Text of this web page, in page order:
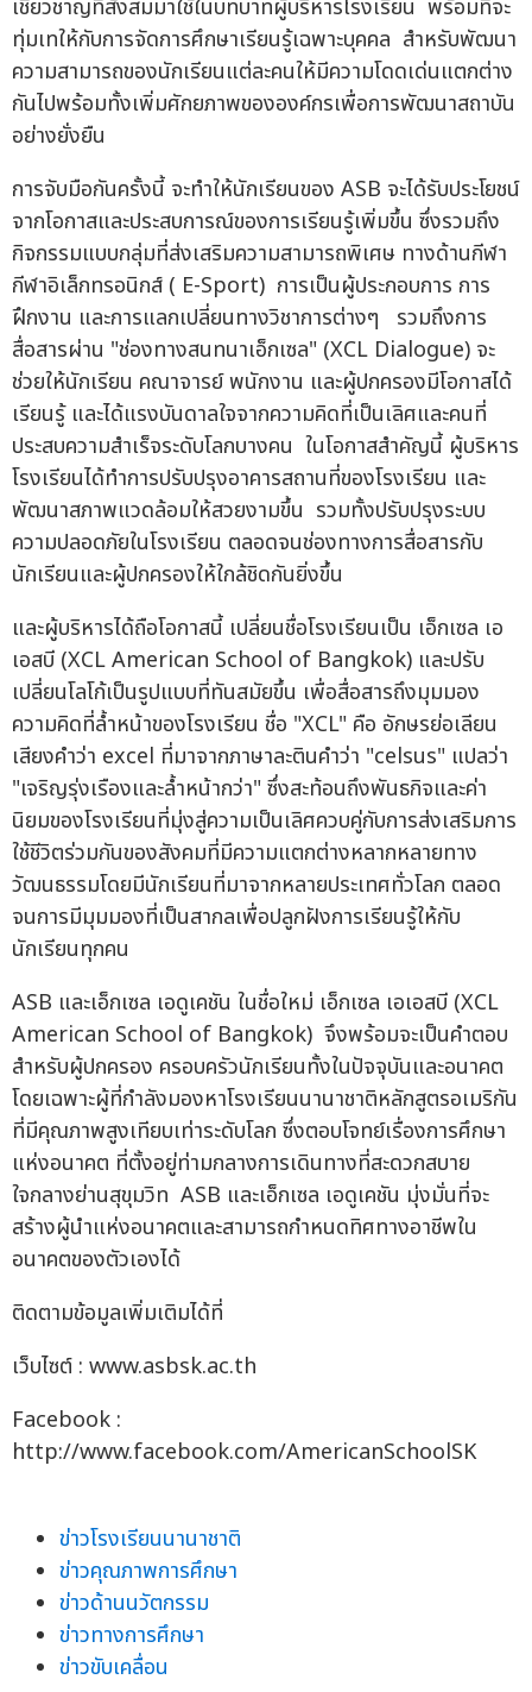
เชี่ยวชาญที่สั่งสมมาใช้ในบทบาทผู้บริหารโรงเรียน พร้อมที่จะ
ทุ่มเทให้กับการจัดการศึกษาเรียนรู้เฉพาะบุคคล สำหรับพัฒนา
ความสามารถของนักเรียนแต่ละคนให้มีความโดดเด่นแตกต่าง
กันไปพร้อมทั้งเพิ่มศักยภาพขององค์กรเพื่อการพัฒนาสถาบัน
อย่างยั่งยืน
การจับมือกันครั้งนี้ จะทำให้นักเรียนของ ASB จะได้รับประโยชน์
จากโอกาสและประสบการณ์ของการเรียนรู้เพิ่มขึ้น ซึ่งรวมถึง
กิจกรรมแบบกลุ่มที่ส่งเสริมความสามารถพิเศษ ทางด้านกีฬา
กีฬาอิเล็กทรอนิกส์ ( E-Sport) การเป็นผู้ประกอบการ การ
ฝึกงาน และการแลกเปลี่ยนทางวิชาการต่างๆ รวมถึงการ
สื่อสารผ่าน "ช่องทางสนทนาเอ็กเซล" (XCL Dialogue) จะ
ช่วยให้นักเรียน คณาจารย์ พนักงาน และผู้ปกครองมีโอกาสได้
เรียนรู้ และได้แรงบันดาลใจจากความคิดที่เป็นเลิศและคนที่
ประสบความสำเร็จระดับโลกบางคน ในโอกาสสำคัญนี้ ผู้บริหาร
โรงเรียนได้ทำการปรับปรุงอาคารสถานที่ของโรงเรียน และ
พัฒนาสภาพแวดล้อมให้สวยงามขึ้น รวมทั้งปรับปรุงระบบ
ความปลอดภัยในโรงเรียน ตลอดจนช่องทางการสื่อสารกับ
นักเรียนและผู้ปกครองให้ใกล้ชิดกันยิ่งขึ้น
และผู้บริหารได้ถือโอกาสนี้ เปลี่ยนชื่อโรงเรียนเป็น เอ็กเซล เอ
เอสบี (XCL American School of Bangkok) และปรับ
เปลี่ยนโลโก้เป็นรูปแบบที่ทันสมัยขึ้น เพื่อสื่อสารถึงมุมมอง
ความคิดที่ล้ำหน้าของโรงเรียน ชื่อ "XCL" คือ อักษรย่อเลียน
เสียงคำว่า excel ที่มาจากภาษาละตินคำว่า "celsus" แปลว่า
"เจริญรุ่งเรืองและล้ำหน้ากว่า" ซึ่งสะท้อนถึงพันธกิจและค่า
นิยมของโรงเรียนที่มุ่งสู่ความเป็นเลิศควบคู่กับการส่งเสริมการ
ใช้ชีวิตร่วมกันของสังคมที่มีความแตกต่างหลากหลายทาง
วัฒนธรรมโดยมีนักเรียนที่มาจากหลายประเทศทั่วโลก ตลอด
จนการมีมุมมองที่เป็นสากลเพื่อปลูกฝังการเรียนรู้ให้กับ
นักเรียนทุกคน
ASB และเอ็กเซล เอดูเคชัน ในชื่อใหม่ เอ็กเซล เอเอสบี (XCL
American School of Bangkok) จึงพร้อมจะเป็นคำตอบ
สำหรับผู้ปกครอง ครอบครัวนักเรียนทั้งในปัจจุบันและอนาคต
โดยเฉพาะผู้ที่กำลังมองหาโรงเรียนนานาชาติหลักสูตรอเมริกัน
ที่มีคุณภาพสูงเทียบเท่าระดับโลก ซึ่งตอบโจทย์เรื่องการศึกษา
แห่งอนาคต ที่ตั้งอยู่ท่ามกลางการเดินทางที่สะดวกสบาย
ใจกลางย่านสุขุมวิท ASB และเอ็กเซล เอดูเคชัน มุ่งมั่นที่จะ
สร้างผู้นำแห่งอนาคตและสามารถกำหนดทิศทางอาชีพใน
อนาคตของตัวเองได้
ติดตามข้อมูลเพิ่มเติมได้ที่
เว็บไซต์ : www.asbsk.ac.th
Facebook :
http://www.facebook.com/AmericanSchoolSK
ข่าวโรงเรียนนานาชาติ
ข่าวคุณภาพการศึกษา
ข่าวด้านนวัตกรรม
ข่าวทางการศึกษา
ข่าวขับเคลื่อน